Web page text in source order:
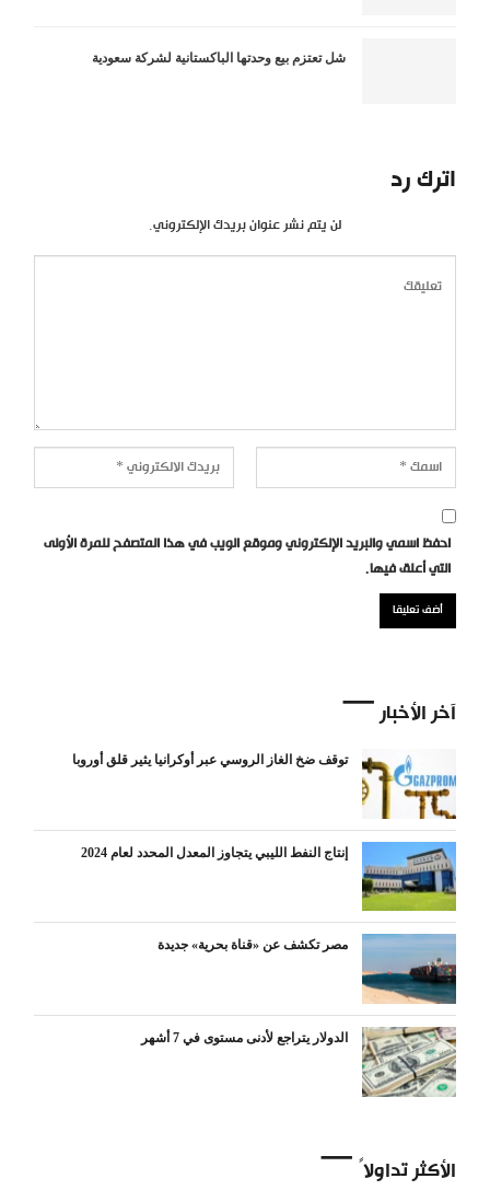
شل تعتزم بيع وحدتها الباكستانية لشركة سعودية
اترك رد
لن يتم نشر عنوان بريدك الإلكتروني.
احفظ اسمي والبريد الإلكتروني وموقع الويب في هذا المتصفح للمرة الأولى
التي أعلق فيها.
آخر الأخبار
توقف ضخ الغاز الروسي عبر أوكرانيا يثير قلق أوروبا
إنتاج النفط الليبي يتجاوز المعدل المحدد لعام 2024
مصر تكشف عن «قناة بحرية» جديدة
الدولار يتراجع لأدنى مستوى في 7 أشهر
الأكثر تداولاً